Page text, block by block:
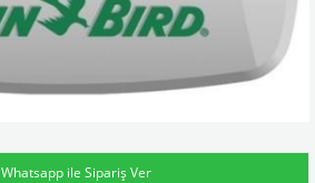
Whatsapp ile Sipariş Ver